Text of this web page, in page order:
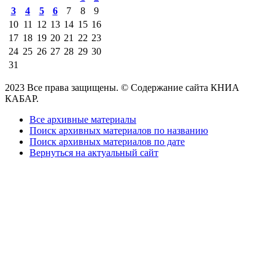
3
4 5 6 7 8
9
10 11 12 13 14 15 16
17 18 19 20 21 22 23
24 25 26 27 28 29 30
31
2023 Все права защищены. © Содержание сайта КНИА
КАБАР.
Все архивные материалы
Поиск архивных материалов по названию
Поиск архивных материалов по дате
Вернуться на актуальный сайт